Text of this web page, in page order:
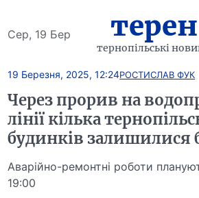
Сер, 19 Бер терен
тернопільські
19 Березня, 2025, 12:24РОСТИСЛАВ ФУК
Через прорив на
лінії кілька
будинків залишилися
Аварійно-ремонтні роботи
19:00